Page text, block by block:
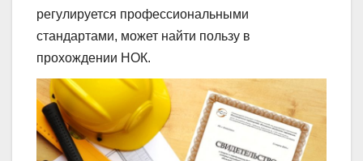
регулируется профессиональными
стандартами, может найти пользу в
прохождении НОК.